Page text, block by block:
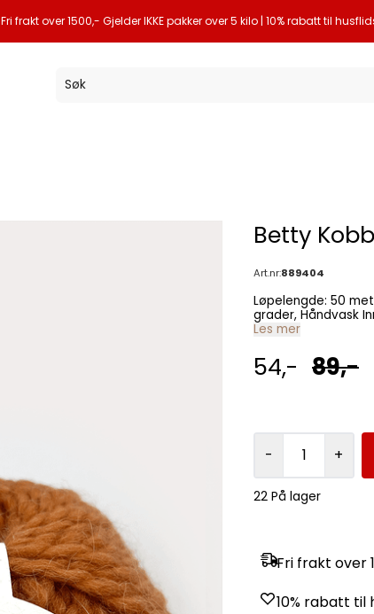
Fri frakt over 1500,- Gjelder IKKE pakker over 5 kilo | 10% rabatt til
Betty
Art.nr:889404
Løpelengde: 50 meter på 50 gr. Strikkefasthet: 9 - 9,5
Les mer
54,- 89,-
- +
22 På lager
Fri frakt over
10% rabatt til